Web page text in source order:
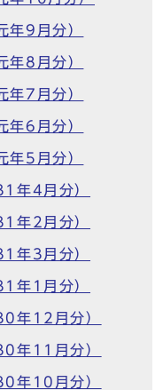
年9月分）
年8月分）
年7月分）
年6月分）
年5月分）
年4月分）
年2月分）
年3月分）
年1月分）
年12月分）
年11月分）
年10月分）